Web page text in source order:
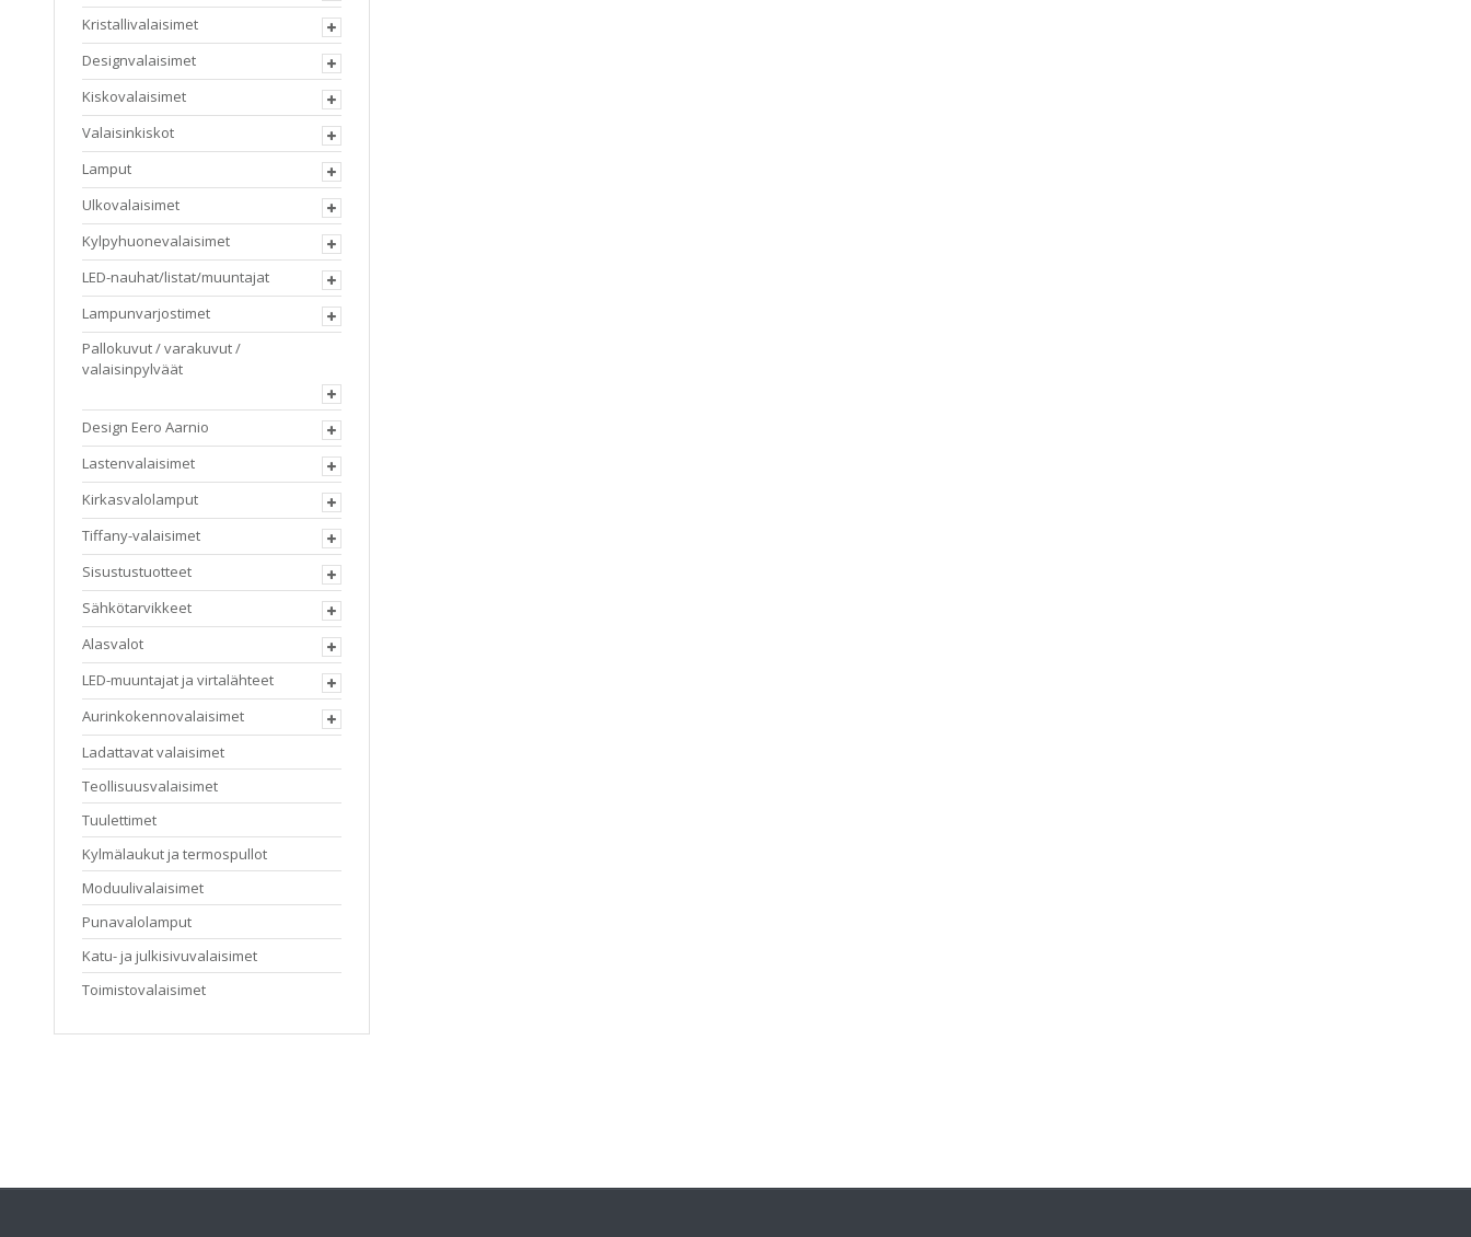
Kristallivalaisimet
Designvalaisimet
Kiskovalaisimet
Valaisinkiskot
Lamput
Ulkovalaisimet
Kylpyhuonevalaisimet
LED-nauhat/listat/muuntajat
Lampunvarjostimet
Pallokuvut / varakuvut /
valaisinpylväät
Design Eero Aarnio
Lastenvalaisimet
Kirkasvalolamput
Tiffany-valaisimet
Sisustustuotteet
Sähkötarvikkeet
Alasvalot
LED-muuntajat ja virtalähteet
Aurinkokennovalaisimet
Ladattavat valaisimet
Teollisuusvalaisimet
Tuulettimet
Kylmälaukut ja termospullot
Moduulivalaisimet
Punavalolamput
Katu- ja julkisivuvalaisimet
Toimistovalaisimet